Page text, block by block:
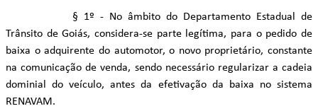
§ 1º - No âmbito do Departamento Estadual de
Trânsito de Goiás, considera-se parte legítima, para o pedido de
baixa o adquirente do automotor, o novo proprietário, constante
na comunicação de venda, sendo necessário regularizar a cadeia
dominial do veículo, antes da efetivação da baixa no sistema
RENAVAM.